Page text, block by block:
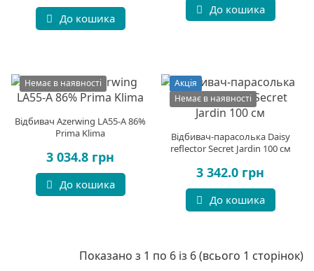
До кошика
До кошика
Немає в наявності
Відбивач Azerwing LA55-A 86%
Prima Klima
3 034.8 грн
До кошика
Акція
Немає в наявності
Відбивач-парасолька Daisy
reflector Secret Jardin 100 см
3 342.0 грн
До кошика
Показано з 1 по 6 із 6 (всього 1 сторінок)